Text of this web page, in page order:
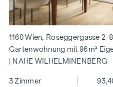
1160 Wien, Roseggergasse 2-8
Gartenwohnung mit 96 m²
| NAHE WILHELMINENBERG
3 Zimmer